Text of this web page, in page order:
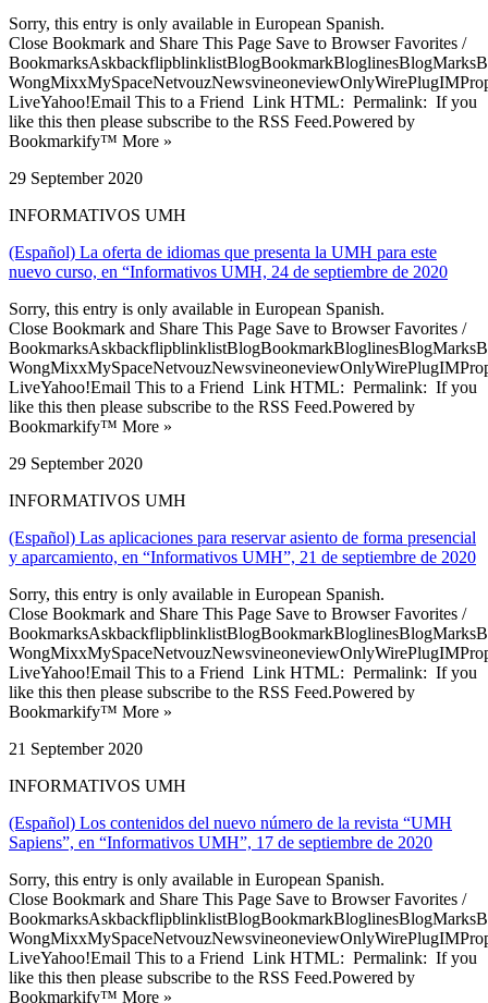
Sorry, this entry is only available in European Spanish.
Close Bookmark and Share This Page Save to Browser Favorites /
LiveYahoo!Email This to a Friend Link HTML: Permalink: If you
like this then please subscribe to the RSS Feed.Powered by
Bookmarkify™ More »
29 September 2020
INFORMATIVOS UMH
(Español) La oferta de idiomas que presenta la UMH para este
nuevo curso, en “Informativos UMH, 24 de septiembre de 2020
Sorry, this entry is only available in European Spanish.
Close Bookmark and Share This Page Save to Browser Favorites /
LiveYahoo!Email This to a Friend Link HTML: Permalink: If you
like this then please subscribe to the RSS Feed.Powered by
Bookmarkify™ More »
29 September 2020
INFORMATIVOS UMH
(Español) Las aplicaciones para reservar asiento de forma presencial
y aparcamiento, en “Informativos UMH”, 21 de septiembre de 2020
Sorry, this entry is only available in European Spanish.
Close Bookmark and Share This Page Save to Browser Favorites /
LiveYahoo!Email This to a Friend Link HTML: Permalink: If you
like this then please subscribe to the RSS Feed.Powered by
Bookmarkify™ More »
21 September 2020
INFORMATIVOS UMH
(Español) Los contenidos del nuevo número de la revista “UMH
Sapiens”, en “Informativos UMH”, 17 de septiembre de 2020
Sorry, this entry is only available in European Spanish.
Close Bookmark and Share This Page Save to Browser Favorites /
LiveYahoo!Email This to a Friend Link HTML: Permalink: If you
like this then please subscribe to the RSS Feed.Powered by
Bookmarkify™ More »